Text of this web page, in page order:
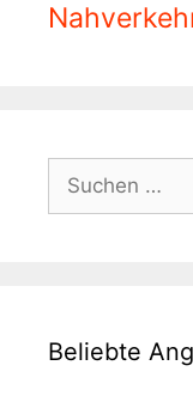
Suchen
nach:
Beliebte